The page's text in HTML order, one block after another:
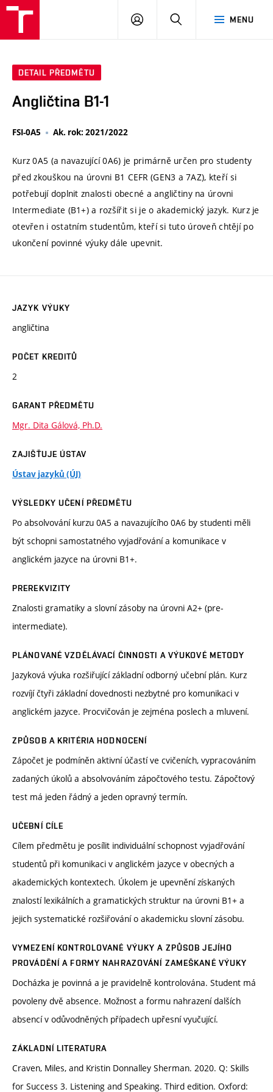
MENU
PŘIHLÁSIT
DETAIL PŘEDMĚTU
Angličtina B1-1
FSI-0A5 Ak. rok: 2021/2022
Kurz 0A5 (a navazující 0A6) je primárně určen pro studenty
před zkouškou na úrovni B1 CEFR (GEN3 a 7AZ), kteří si
potřebují doplnit znalosti obecné a angličtiny na úrovni
Intermediate (B1+) a rozšířit si je o akademický jazyk. Kurz je
otevřen i ostatním studentům, kteří si tuto úroveň chtějí po
ukončení povinné výuky dále upevnit.
JAZYK VÝUKY
angličtina
POČET KREDITŮ
2
GARANT PŘEDMĚTU
Mgr. Dita Gálová, Ph.D.
ZAJIŠŤUJE ÚSTAV
Ústav jazyků (ÚJ)
VÝSLEDKY UČENÍ PŘEDMĚTU
Po absolvování kurzu 0A5 a navazujícího 0A6 by studenti měli
být schopni samostatného vyjadřování a komunikace v
anglickém jazyce na úrovni B1+.
PREREKVIZITY
Znalosti gramatiky a slovní zásoby na úrovni A2+ (pre-
intermediate).
PLÁNOVANÉ VZDĚLÁVACÍ ČINNOSTI A VÝUKOVÉ METODY
Jazyková výuka rozšiřující základní odborný učební plán. Kurz
rozvíjí čtyři základní dovednosti nezbytné pro komunikaci v
anglickém jazyce. Procvičován je zejména poslech a mluvení.
ZPŮSOB A KRITÉRIA HODNOCENÍ
Zápočet je podmíněn aktivní účastí ve cvičeních, vypracováním
zadaných úkolů a absolvováním zápočtového testu. Zápočtový
test má jeden řádný a jeden opravný termín.
UČEBNÍ CÍLE
Cílem předmětu je posílit individuální schopnost vyjadřování
studentů při komunikaci v anglickém jazyce v obecných a
akademických kontextech. Úkolem je upevnění získaných
znalostí lexikálních a gramatických struktur na úrovni B1+ a
jejich systematické rozšiřování o akademicku slovní zásobu.
VYMEZENÍ KONTROLOVANÉ VÝUKY A ZPŮSOB JEJÍHO
PROVÁDĚNÍ A FORMY NAHRAZOVÁNÍ ZAMEŠKANÉ VÝUKY
Docházka je povinná a je pravidelně kontrolována. Student má
povoleny dvě absence. Možnost a formu nahrazení dalších
absencí v odůvodněných případech upřesní vyučující.
ZÁKLADNÍ LITERATURA
Craven, Miles, and Kristin Donnalley Sherman. 2020. Q: Skills
for Success 3. Listening and Speaking. Third edition. Oxford: